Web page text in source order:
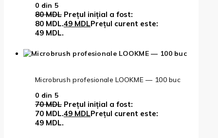
0 din 5
80MDL Prețul inițial a fost:
80 MDL.49 MDLPrețul curent este:
49 MDL.
Microbrush profesionale LOOKME — 100 buc
0 din 5
70MDL Prețul inițial a fost:
70 MDL.49 MDLPrețul curent este:
49 MDL.